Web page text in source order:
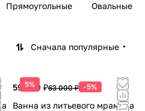
Прямоугольные Овальные
Сначала популярные
5%
59 850 ₽63 000 ₽ -5%
Ванна из литьевого мрамора